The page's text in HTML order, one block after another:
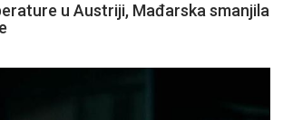
u Austriji, Mađarska smanjila